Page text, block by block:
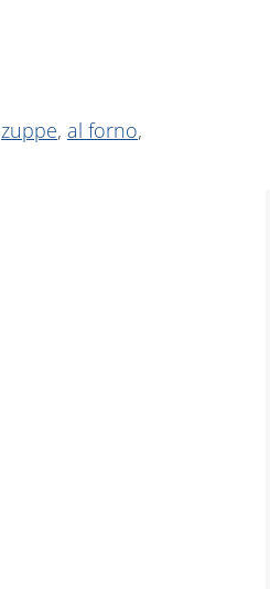
zuppe, al forno,